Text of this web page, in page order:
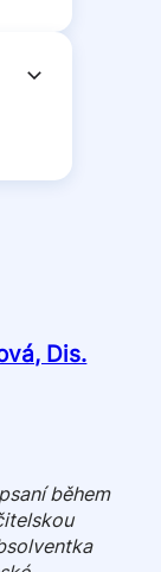
Dis.
během